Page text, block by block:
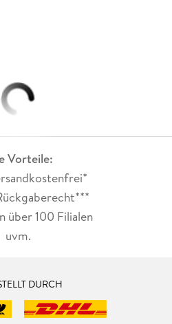
Vorteile:
über 100 Filialen
uvm.
DURCH